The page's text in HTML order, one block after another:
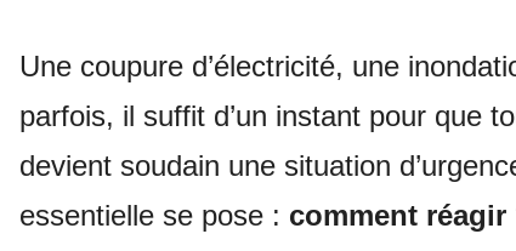
Une coupure d’électricité, une
parfois, il suffit d’un instant pour que
devient soudain une situation
essentielle se pose : comment réagir